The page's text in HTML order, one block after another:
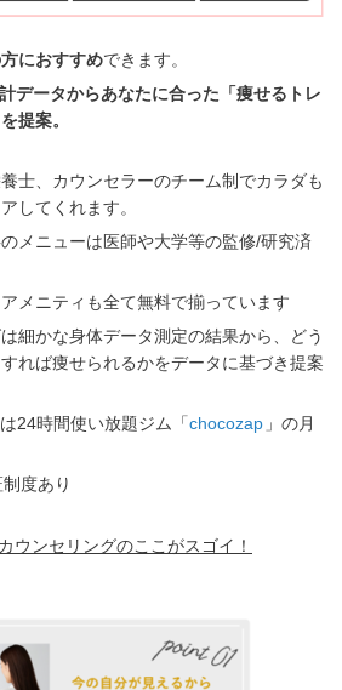
におすすめできます。
データからあなたに合った「痩せるトレ
を提案。
士、カウンセラーのチーム制でカラダも
してくれます。
メニューは医師や大学等の監修/研究済
メニティも全て無料で揃っています
細かな身体データ測定の結果から、どう
れば痩せられるかをデータに基づき提案
24時間使い放題ジム「chocozap 」の月
度あり
ウンセリングのここがスゴイ！